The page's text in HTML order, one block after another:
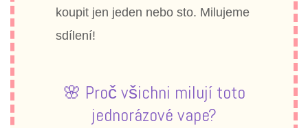
koupit jen jeden nebo sto. Milujeme
sdílení!
🌸 Proč všichni milují toto
jednorázové vape?